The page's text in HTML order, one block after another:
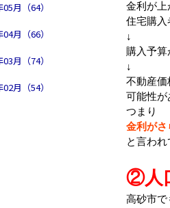
月（64）
月（66）
月（74）
月（54）
金利が上
住宅購入
↓
購入予算
↓
不動産価
可能性が
つまり
金利がさ
と言われ
②人
高砂市で